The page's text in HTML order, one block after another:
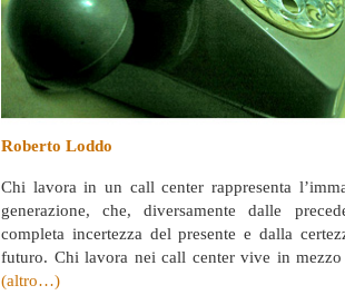
Roberto Loddo
Chi lavora in un call center rappresenta
generazione, che, diversamente dalle
completa incertezza del presente e dalla
futuro. Chi lavora nei call center vive in
(altro…)